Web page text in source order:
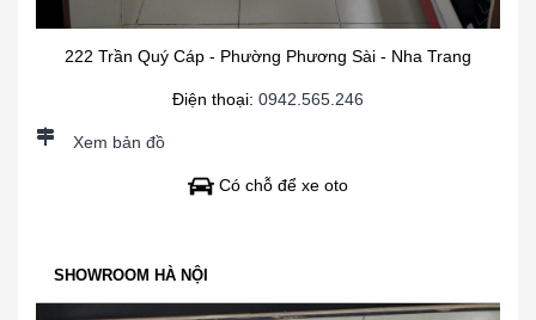
222 Trần Quý Cáp - Phường Phương Sài - Nha Trang
Điện thoại: 0942.565.246
Xem bản đồ
Có chỗ để xe oto
SHOWROOM HÀ NỘI